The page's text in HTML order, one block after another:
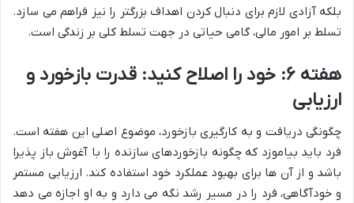
بلکه آزادی لازم برای دنبال کردن اهداف بزرگتر را نیز فراهم می سازد.
تسلط بر امور مالی، گامی حیاتی در جهت تسلط کلی بر زندگی است.
هفته ۶: خود را اصلاح کنید: قدرت بازخورد و
ارزیابی
چگونگی دریافت و به کارگیری بازخورد، موضوع اصلی این هفته است.
فرد باید بیاموزد که چگونه بازخوردهای سازنده را با آغوش باز پذیرا
باشد و از آن ها برای بهبود عملکرد خود استفاده کند. ارزیابی مستمر
و خودآگاهی، فرد را در مسیر رشد نگه می دارد و به او اجازه می دهد